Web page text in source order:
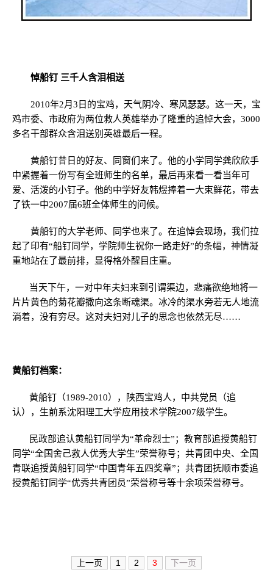
悼船钉 三千人含泪相送
2010年2月3 日的宝鸡，天气阴冷、寒风瑟瑟。这一天，宝
鸡市委、市政府为两位救人英雄举办了隆重的追悼大会， 3000
多名干部群众含泪送别英雄最后一程。
黄船钉昔日的好友、同窗们来了。他的小学同学龚欣欣手
中紧握着一份写有全班师生的名单，最后再来看一看当年可
爱、活泼的小钉子。他的中学好友韩煜捧着一大束鲜花，带去
了铁一中2007届6班全体师生的问候。
黄船钉的大学老师、同学也来了。在追悼会现场，我们拉
起了印有“船钉同学，学院师生祝你一路走好”的条幅，神情凝
重地站在了最前排，显得格外醒目庄重。
当天下午，一对中年夫妇来到引谓渠边，悲痛欲绝地将一
片片黄色的菊花瓣撒向这条断魂渠。冰冷的渠水旁若无人地流
淌着，没有穷尽。这对夫妇对儿子的思念也依然无尽……
黄船钉档案：
黄船钉（1989-2010），陕西宝鸡人，中共党员（追
认），生前系沈阳理工大学应用技术学院2007级学生。
民政部追认黄船钉同学为“革命烈士”；教育部追授黄船钉
同学“全国舍己救人优秀大学生”荣誉称号；共青团中央、全国
青联追授黄船钉同学“中国青年五四奖章”；共青团抚顺市委追
授黄船钉同学“优秀共青团员”荣誉称号等十余项荣誉称号。
上一页 1 2 3 下一页